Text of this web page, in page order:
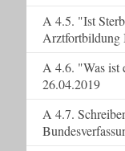
A 4.5. "Ist
Arztfortbildung
A 4.6. "Was ist
26.04.2019
A 4.7.